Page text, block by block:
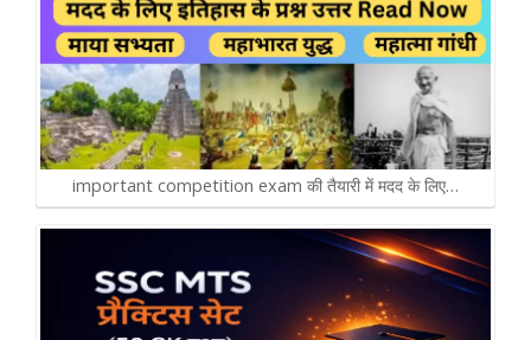
important competition exam की तैयारी में मदद के लिए…